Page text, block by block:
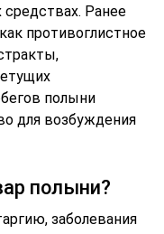
Ранее
противоглистное
полыни
для возбуждения
полыни?
заболевания